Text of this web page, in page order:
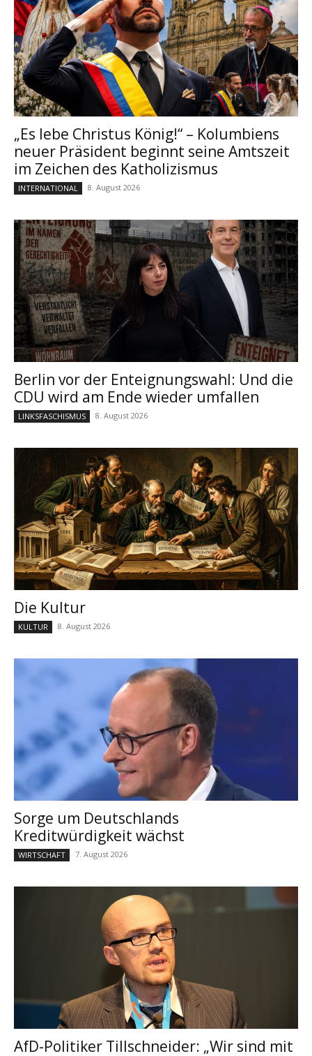
„Es lebe Christus König!“ – Kolumbiens
neuer Präsident beginnt seine Amtszeit
im Zeichen des Katholizismus
INTERNATIONAL 8. August 2026
Berlin vor der Enteignungswahl: Und die
CDU wird am Ende wieder umfallen
LINKSFASCHISMUS 8. August 2026
Die Kultur
KULTUR 8. August 2026
Sorge um Deutschlands
Kreditwürdigkeit wächst
WIRTSCHAFT 7. August 2026
AfD-Politiker Tillschneider: „Wir sind mit